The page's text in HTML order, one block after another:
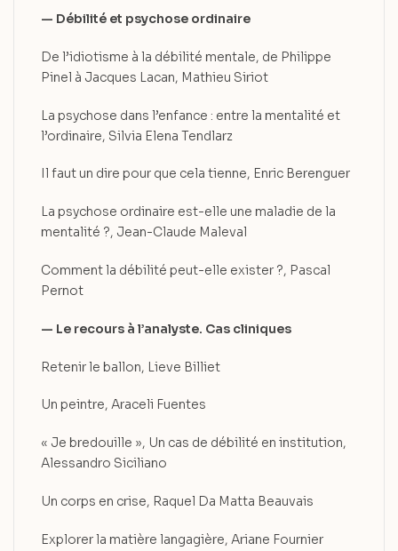
— Débilité et psychose ordinaire
De l’idiotisme à la débilité mentale, de Philippe
Pinel à Jacques Lacan, Mathieu Siriot
La psychose dans l’enfance : entre la mentalité et
l’ordinaire, Silvia Elena Tendlarz
Il faut un dire pour que cela tienne, Enric Berenguer
La psychose ordinaire est-elle une maladie de la
mentalité ?, Jean-Claude Maleval
Comment la débilité peut-elle exister ?, Pascal
Pernot
— Le recours à l’analyste. Cas cliniques
Retenir le ballon, Lieve Billiet
Un peintre, Araceli Fuentes
« Je bredouille », Un cas de débilité en institution,
Alessandro Siciliano
Un corps en crise, Raquel Da Matta Beauvais
Explorer la matière langagière, Ariane Fournier